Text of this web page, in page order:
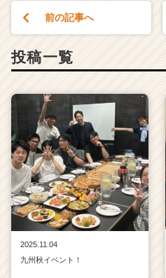
前の記事へ
投稿一覧
2025.11.04
九州秋イベント！